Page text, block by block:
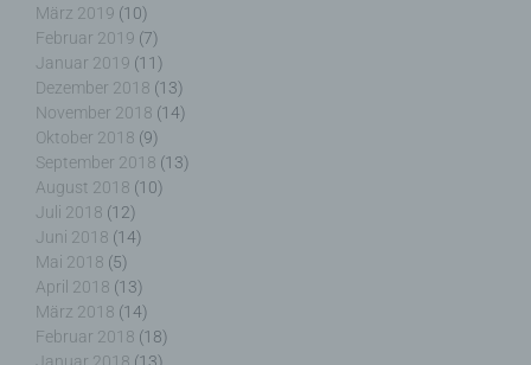
März 2019 (10)
Februar 2019 (7)
Januar 2019 (11)
Dezember 2018 (13)
November 2018 (14)
Oktober 2018 (9)
September 2018 (13)
August 2018 (10)
Juli 2018 (12)
Juni 2018 (14)
Mai 2018 (5)
April 2018 (13)
März 2018 (14)
Februar 2018 (18)
Mittels eines Cookies können die Informationen
und Angebote auf unserer Internetseite im Sinne
des Benutzers optimiert werden. Cookies
ermöglichen uns, wie bereits erwähnt, die
Benutzer unserer Internetseite wiederzuerkennen.
Zweck dieser Wiedererkennung ist es, den
Nutzern die Verwendung unserer Internetseite zu
erleichtern. Der Benutzer einer Internetseite, die
Cookies verwendet, muss beispielsweise nicht bei
jedem Besuch der Internetseite erneut seine
Zugangsdaten eingeben, weil dies von der
Internetseite und dem auf dem Computersystem
des Benutzers abgelegten Cookie übernommen
wird. Ein weiteres Beispiel ist das Cookie eines